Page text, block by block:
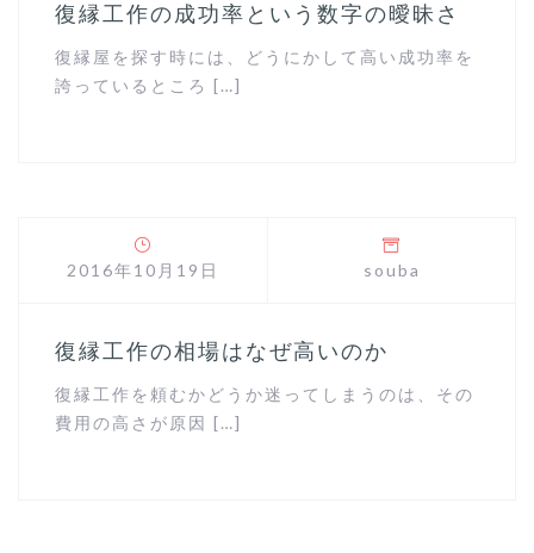
復縁工作の成功率という数字の曖昧さ
復縁屋を探す時には、どうにかして高い成功率を
誇っているところ […]
2016年10月19日 souba
復縁工作の相場はなぜ高いのか
復縁工作を頼むかどうか迷ってしまうのは、その
費用の高さが原因 […]